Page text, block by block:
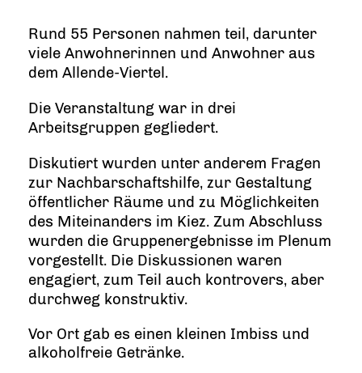
Rund 55 Personen nahmen teil, darunter
viele Anwohnerinnen und Anwohner aus
dem Allende-Viertel.
Die Veranstaltung war in drei
Arbeitsgruppen gegliedert.
Diskutiert wurden unter anderem Fragen
zur Nachbarschaftshilfe, zur Gestaltung
öffentlicher Räume und zu Möglichkeiten
des Miteinanders im Kiez. Zum Abschluss
wurden die Gruppenergebnisse im Plenum
vorgestellt. Die Diskussionen waren
engagiert, zum Teil auch kontrovers, aber
durchweg konstruktiv.
Vor Ort gab es einen kleinen Imbiss und
alkoholfreie Getränke.